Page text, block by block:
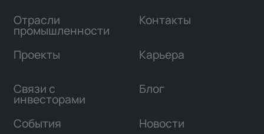
Отрасли
промышленности
Проекты
Связи с
инвесторами
Контакты
Карьера
Блог
События Новости